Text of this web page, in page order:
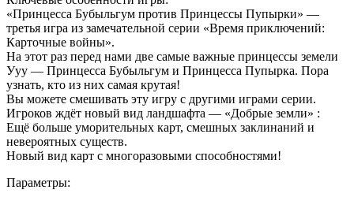
«Принцесса Бубыльгум против Принцессы Пупырки» —
третья игра из замечательной серии «Время приключений:
Карточные войны».
На этот раз перед нами две самые важные принцессы земели
Ууу — Принцесса Бубыльгум и Принцесса Пупырка. Пора
узнать, кто из них самая крутая!
Вы можете смешивать эту игру с другими играми серии.
Игроков ждёт новый вид ландшафта — «Добрые земли» :
Ещё больше уморительных карт, смешных заклинаний и
невероятных существ.
Новый вид карт с многоразовыми способностями!
Параметры: